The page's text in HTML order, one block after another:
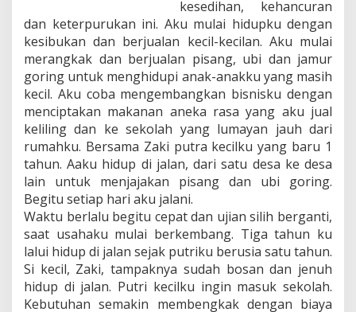
kesedihan, kehancuran
dan keterpurukan ini. Aku mulai hidupku dengan
kesibukan dan berjualan kecil-kecilan. Aku mulai
merangkak dan berjualan pisang, ubi dan jamur
goring untuk menghidupi anak-anakku yang masih
kecil. Aku coba mengembangkan bisnisku dengan
menciptakan makanan aneka rasa yang aku jual
keliling dan ke sekolah yang lumayan jauh dari
rumahku. Bersama Zaki putra kecilku yang baru 1
tahun. Aaku hidup di jalan, dari satu desa ke desa
lain untuk menjajakan pisang dan ubi goring.
Begitu setiap hari aku jalani.
Waktu berlalu begitu cepat dan ujian silih berganti,
saat usahaku mulai berkembang. Tiga tahun ku
lalui hidup di jalan sejak putriku berusia satu tahun.
Si kecil, Zaki, tampaknya sudah bosan dan jenuh
hidup di jalan. Putri kecilku ingin masuk sekolah.
Kebutuhan semakin membengkak dengan biaya